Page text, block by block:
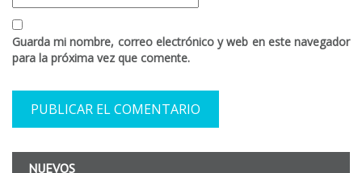
Guarda mi nombre, correo electrónico y web en este navegador
para la próxima vez que comente.
NUEVOS